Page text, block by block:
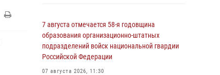
7 августа отмечается 58-я годовщина
образования организационно-штатных
подразделений войск национальной гвардии
Российской Федерации
07 августа 2026, 11:30